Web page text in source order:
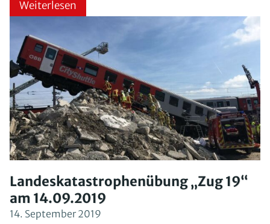
Weiterlesen
Landeskatastrophenübung „Zug 19“
am 14.09.2019
14. September 2019